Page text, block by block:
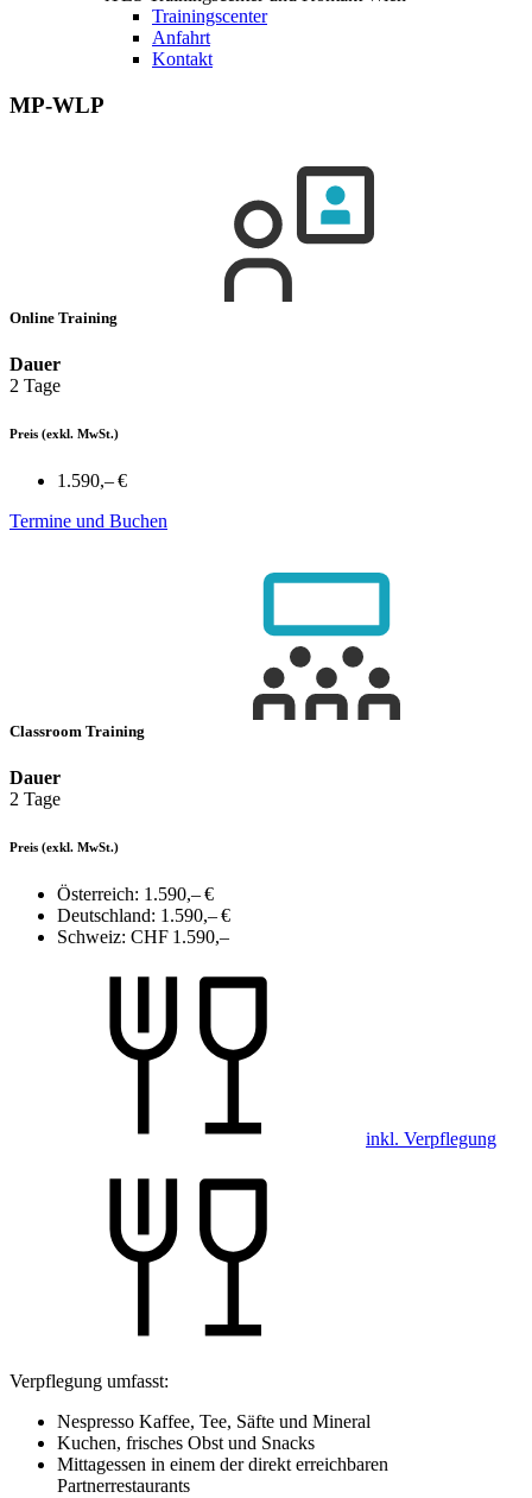
Trainingscenter
Anfahrt
Kontakt
MP-WLP
Online Training
Dauer
2 Tage
Preis (exkl. MwSt.)
1.590,– €
Termine und Buchen
Classroom Training
Dauer
2 Tage
Preis (exkl. MwSt.)
Österreich: 1.590,– €
Deutschland: 1.590,– €
Schweiz: CHF 1.590,–
inkl. Verpflegung
Verpflegung umfasst:
Nespresso Kaffee, Tee, Säfte und Mineral
Kuchen, frisches Obst und Snacks
Mittagessen in einem der direkt erreichbaren
Partnerrestaurants